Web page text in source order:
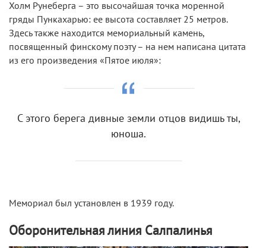
Холм Рунеберга – это высочайшая точка моренной
гряды Пункахарью: ее высота составляет 25 метров.
Здесь также находится мемориальный камень,
посвященный финскому поэту – на нем написана цитата
из его произведения «Пятое июля»:
С этого берега дивные земли отцов видишь ты,
юноша.
Мемориал был установлен в 1939 году.
Оборонительная линия Салпалинья